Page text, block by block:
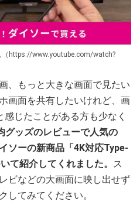
https://www.youtube.com/watch?
、もっと大きな画面で見たい
画面を共有したいけれど、画
じたことがある方も少なく
グッズのレビューで人気の
ソーの新商品「4K対応Type-
て紹介してくれました。 ス
ビなどの大画面に映し出せず
してみてください。